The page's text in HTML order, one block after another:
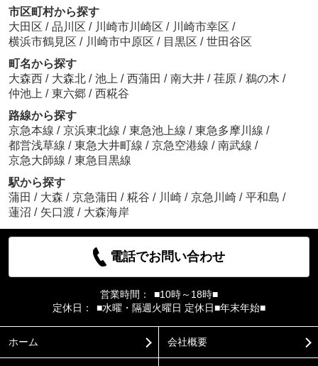
市区町村から探す
大田区 / 品川区 / 川崎市川崎区 / 川崎市幸区 /
横浜市鶴見区 / 川崎市中原区 / 目黒区 / 世田谷区
町名から探す
大森西 / 大森北 / 池上 / 西蒲田 / 南大井 / 荏原 / 鵜の木 /
仲池上 / 東六郷 / 西糀谷
路線から探す
京急本線 / 京浜東北線 / 東急池上線 / 東急多摩川線 /
都営浅草線 / 東急大井町線 / 京急空港線 / 南武線 /
京急大師線 / 東急目黒線
駅から探す
蒲田 / 大森 / 京急蒲田 / 糀谷 / 川崎 / 京急川崎 / 平和島 /
蓮沼 / 矢口渡 / 大森海岸
電話でお問い合わせ
営業時間：
■10時～18時■
定休日：
■水曜・隔週火曜日 定休日■年末年始■
ホーム 会社概要